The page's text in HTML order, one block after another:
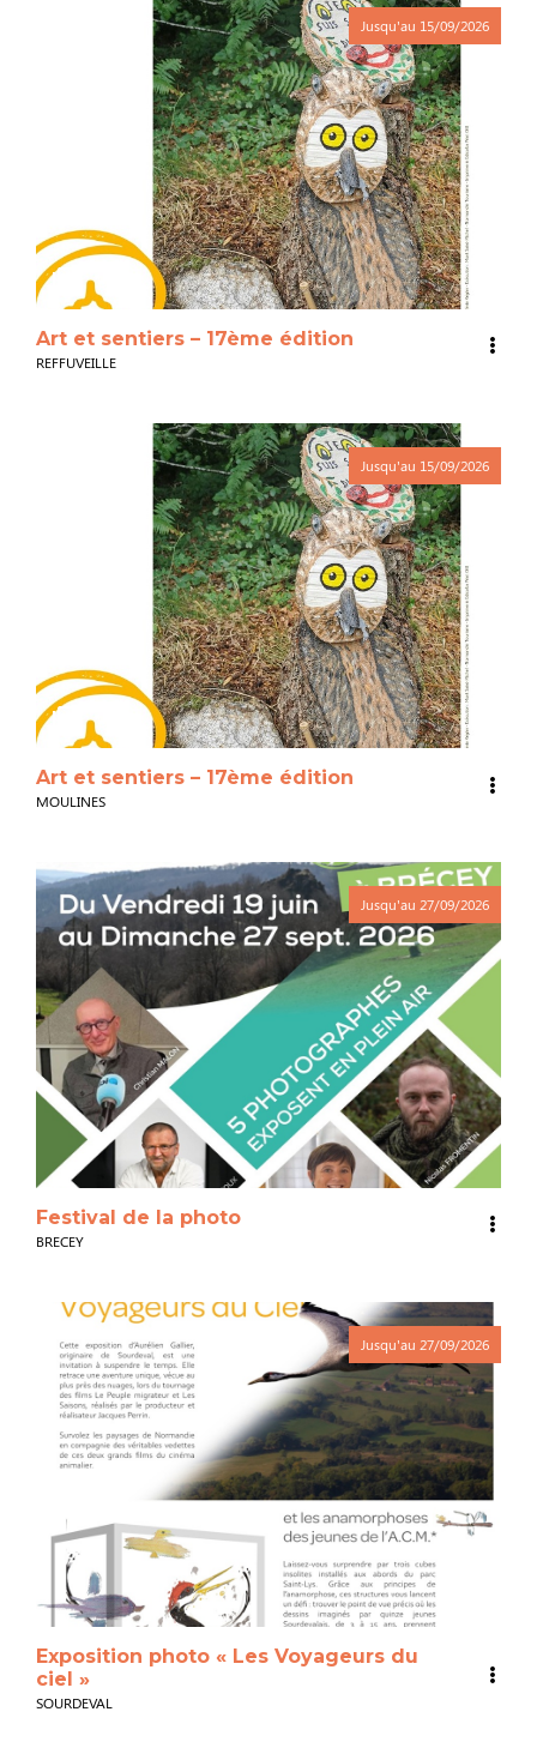
Jusqu'au 15/09/2026
Art et sentiers – 17ème édition
REFFUVEILLE
Jusqu'au 15/09/2026
Art et sentiers – 17ème édition
MOULINES
Jusqu'au 27/09/2026
Festival de la photo
BRECEY
Jusqu'au 27/09/2026
Exposition photo « Les Voyageurs du
ciel »
SOURDEVAL